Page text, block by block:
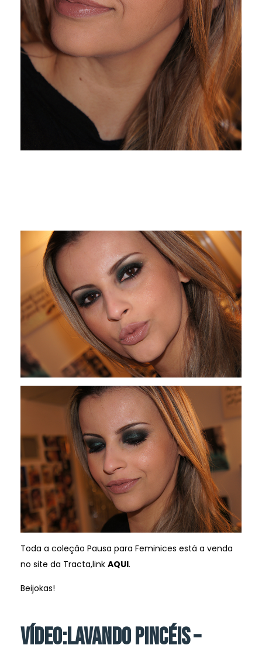
Toda a coleção Pausa para Feminices está a venda
no site da Tracta,link AQUI.
Beijokas!
VÍDEO:LAVANDO PINCÉIS –